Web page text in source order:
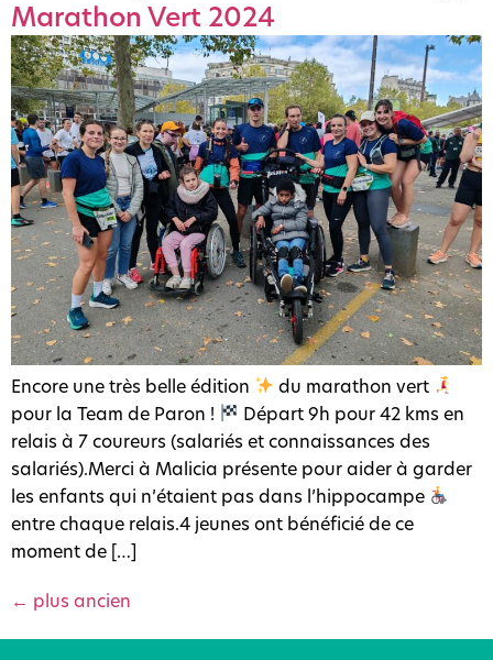
Marathon Vert 2024
Encore une très belle édition
du marathon vert
pour la Team de Paron !
Départ 9h pour 42 kms en
relais à 7 coureurs (salariés et connaissances des
salariés).Merci à Malicia présente pour aider à garder
les enfants qui n’étaient pas dans l’hippocampe
entre chaque relais.4 jeunes ont bénéficié de ce
moment de […]
← plus ancien